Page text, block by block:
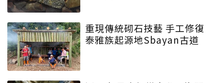
重現傳統砌石技藝 手工修復
泰雅族起源地Sbayan古道